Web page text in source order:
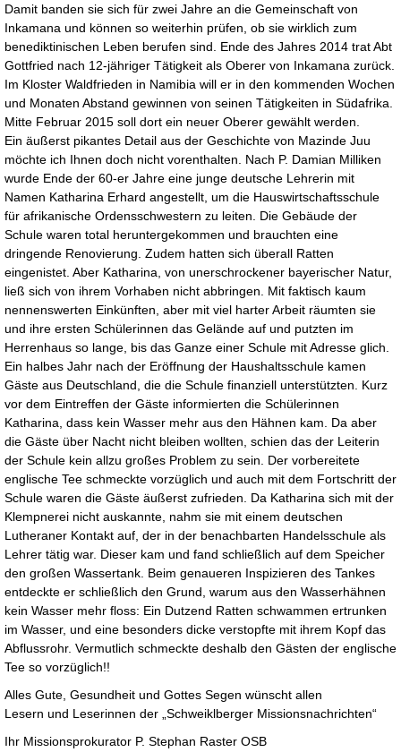
Damit banden sie sich für zwei Jahre an die Gemeinschaft von
Inkamana und können so weiterhin prüfen, ob sie wirklich zum
benediktinischen Leben berufen sind. Ende des Jahres 2014 trat Abt
Gottfried nach 12-jähriger Tätigkeit als Oberer von Inkamana zurück.
Im Kloster Waldfrieden in Namibia will er in den kommenden Wochen
und Monaten Abstand gewinnen von seinen Tätigkeiten in Südafrika.
Mitte Februar 2015 soll dort ein neuer Oberer gewählt werden.
Ein äußerst pikantes Detail aus der Geschichte von Mazinde Juu
möchte ich Ihnen doch nicht vorenthalten. Nach P. Damian Milliken
wurde Ende der 60-er Jahre eine junge deutsche Lehrerin mit
Namen Katharina Erhard angestellt, um die Hauswirtschaftsschule
für afrikanische Ordensschwestern zu leiten. Die Gebäude der
Schule waren total heruntergekommen und brauchten eine
dringende Renovierung. Zudem hatten sich überall Ratten
eingenistet. Aber Katharina, von unerschrockener bayerischer Natur,
ließ sich von ihrem Vorhaben nicht abbringen. Mit faktisch kaum
nennenswerten Einkünften, aber mit viel harter Arbeit räumten sie
und ihre ersten Schülerinnen das Gelände auf und putzten im
Herrenhaus so lange, bis das Ganze einer Schule mit Adresse glich.
Ein halbes Jahr nach der Eröffnung der Haushaltsschule kamen
Gäste aus Deutschland, die die Schule finanziell unterstützten. Kurz
vor dem Eintreffen der Gäste informierten die Schülerinnen
Katharina, dass kein Wasser mehr aus den Hähnen kam. Da aber
die Gäste über Nacht nicht bleiben wollten, schien das der Leiterin
der Schule kein allzu großes Problem zu sein. Der vorbereitete
englische Tee schmeckte vorzüglich und auch mit dem Fortschritt der
Schule waren die Gäste äußerst zufrieden. Da Katharina sich mit der
Klempnerei nicht auskannte, nahm sie mit einem deutschen
Lutheraner Kontakt auf, der in der benachbarten Handelsschule als
Lehrer tätig war. Dieser kam und fand schließlich auf dem Speicher
den großen Wassertank. Beim genaueren Inspizieren des Tankes
entdeckte er schließlich den Grund, warum aus den Wasserhähnen
kein Wasser mehr floss: Ein Dutzend Ratten schwammen ertrunken
im Wasser, und eine besonders dicke verstopfte mit ihrem Kopf das
Abflussrohr. Vermutlich schmeckte deshalb den Gästen der englische
Tee so vorzüglich!!
Alles Gute, Gesundheit und Gottes Segen wünscht allen
Lesern und Leserinnen der „Schweiklberger Missionsnachrichten“
Ihr Missionsprokurator P. Stephan Raster OSB